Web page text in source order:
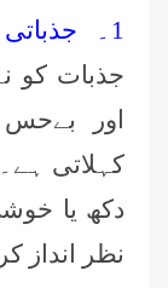
1۔ جذباتی لاپروائی:
جذبات کو
اور بےحس
کہلاتی
دکھ یا
نظر انداز